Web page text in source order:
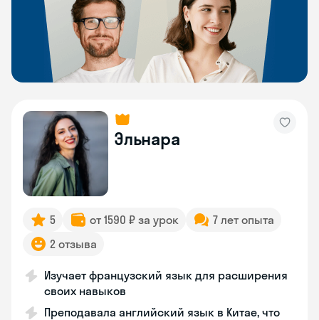
Эльнара
5 от 1590 ₽ за урок
7 лет опыта
2 отзыва
Изучает французский язык для расширения
своих навыков
Преподавала английский язык в Китае, что